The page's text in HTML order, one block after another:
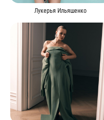
Лукерья Ильяшенко